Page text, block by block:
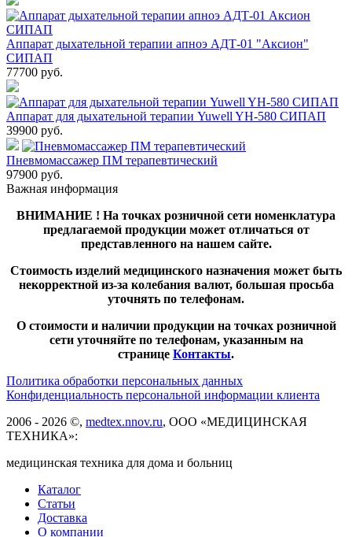
Аппарат дыхательной терапии апноэ АДТ-01 "Аксион"
СИПАП
77700 руб.
Аппарат для дыхательной терапии Yuwell YH-580 СИПАП
39900 руб.
Пневмомассажер ПМ терапевтический
97900 руб.
Важная информация
ВНИМАНИЕ ! На точках розничной сети номенклатура
предлагаемой продукции может отличаться от
представленного на нашем сайте.
Стоимость изделий медицинского назначения может быть
некорректной из-за колебания валют, большая просьба
уточнять по телефонам.
О стоимости и наличии продукции на точках розничной
сети уточняйте по телефонам, указанным на
странице Контакты.
Политика обработки персональных данных
Конфиденциальность персональной информации клиента
2006 - 2026 ©, medtex.nnov.ru, ООО «МЕДИЦИНСКАЯ
ТЕХНИКА»:
медицинская техника для дома и больниц
Каталог
Статьи
Доставка
О компании